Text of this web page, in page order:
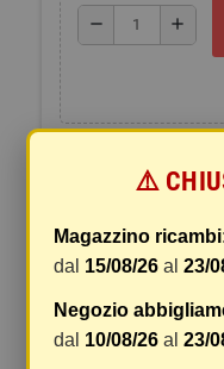
remove add
La spedizione del
I pacchi sono
dal ricevimento del
⚠️
Magazzino
dal 15/08/26 al23/
Negozio
dal 10/08/26 al23/